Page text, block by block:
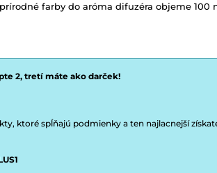
farby do aróma difuzéra objeme 100
2, tretí máte ako darček!
ktoré spĺňajú podmienky a ten najlacnejší